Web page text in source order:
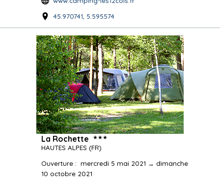
45.970741, 5.595574
La Rochette ★★★
HAUTES ALPES (FR)
Ouverture : mercredi 5 mai 2021 → dimanche
10 octobre 2021